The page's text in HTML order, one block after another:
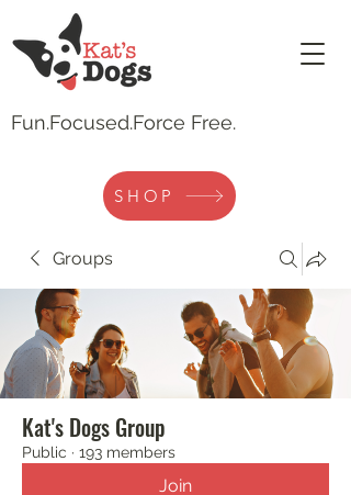
Fun.Focused.Force Free.
SHOP
Groups
Kat's Dogs Group
Public · 193 members
Join